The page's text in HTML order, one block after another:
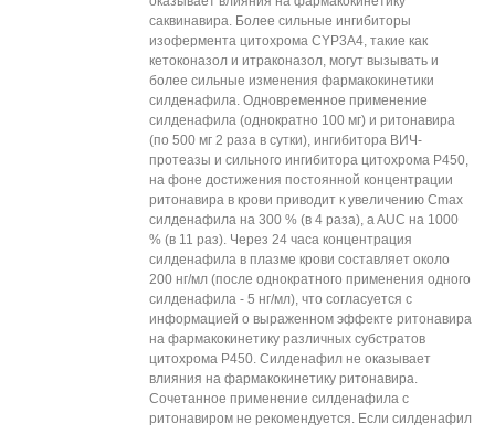
саквинавира. Более сильные ингибиторы
изофермента цитохрома CYP3A4, такие как
кетоконазол и итраконазол, могут вызывать и
более сильные изменения фармакокинетики
силденафила. Одновременное применение
силденафила (однократно 100 мг) и ритонавира
(по 500 мг 2 раза в сутки), ингибитора ВИЧ-
протеазы и сильного ингибитора цитохрома Р450,
на фоне достижения постоянной концентрации
ритонавира в крови приводит к увеличению Cmax
силденафила на 300 % (в 4 раза), a AUC на 1000
% (в 11 раз). Через 24 часа концентрация
силденафила в плазме крови составляет около
200 нг/мл (после однократного применения одного
силденафила - 5 нг/мл), что согласуется с
информацией о выраженном эффекте ритонавира
на фармакокинетику различных субстратов
цитохрома Р450. Силденафил не оказывает
влияния на фармакокинетику ритонавира.
Сочетанное применение силденафила с
ритонавиром не рекомендуется. Если силденафил